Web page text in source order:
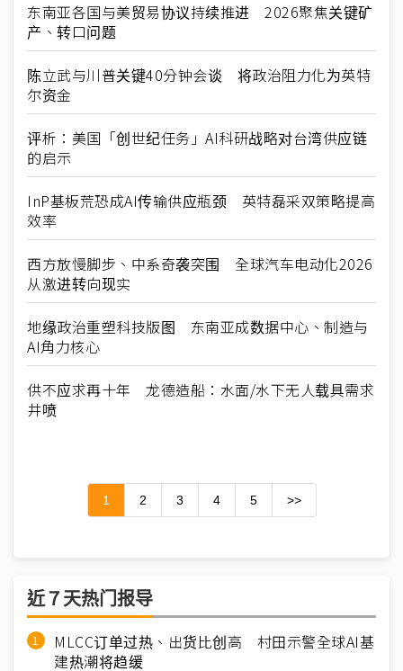
东南亚各国与美贸易协议持续推进 2026聚焦关键矿
产、转口问题
陈立武与川普关键40分钟会谈 将政治阻力化为英特
尔资金
评析：美国「创世纪任务」AI科研战略对台湾供应链
的启示
InP基板荒恐成AI传输供应瓶颈 英特磊采双策略提高
效率
西方放慢脚步、中系奇袭突围 全球汽车电动化2026
从激进转向现实
地缘政治重塑科技版图 东南亚成数据中心、制造与
AI角力核心
供不应求再十年 龙德造船：水面/水下无人载具需求
井喷
1 2 3 4 5 >>
近７天热门报导
MLCC订单过热、出货比创高 村田示警全球AI基
建热潮将趋缓